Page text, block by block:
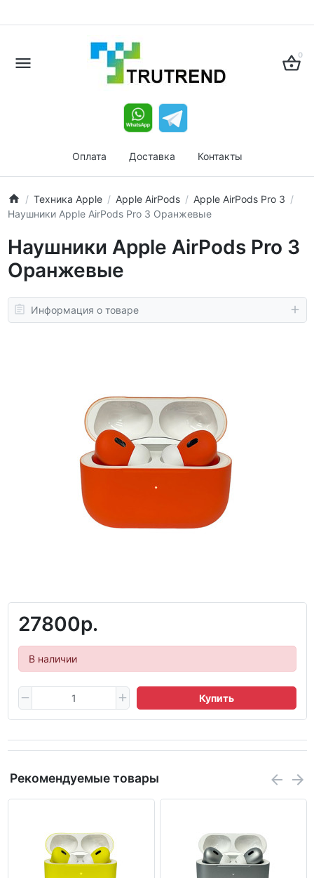
0
Оплата Доставка Контакты
Техника Apple Apple AirPods
Apple AirPods Pro 3
Наушники Apple AirPods Pro 3 Оранжевые
Наушники Apple AirPods Pro 3
Оранжевые
Информация о товаре
27800р.
В наличии
Купить
Рекомендуемые товары